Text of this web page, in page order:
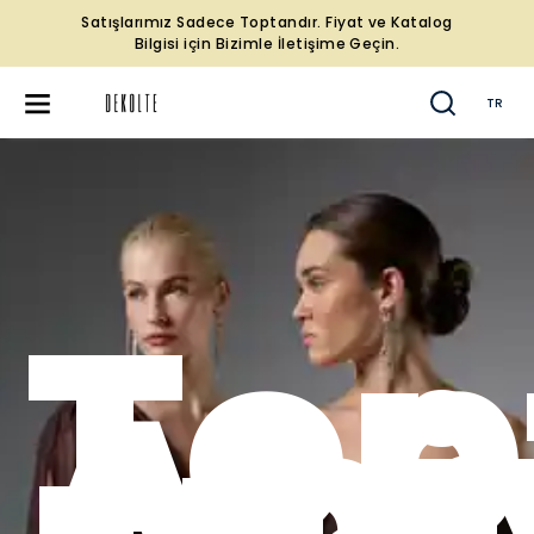
Satışlarımız Sadece Toptandır. Fiyat ve Katalog
Bilgisi için Bizimle İletişime Geçin.
TR